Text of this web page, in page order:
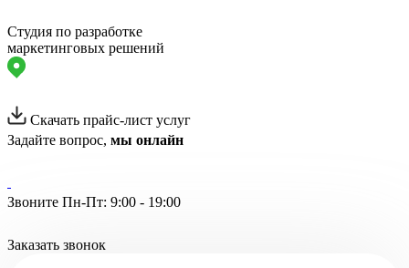
Студия по разработке
маркетинговых решений
Скачать прайс-лист услуг
Задайте вопрос, мы онлайн
Звоните Пн-Пт: 9:00 - 19:00
Заказать звонок